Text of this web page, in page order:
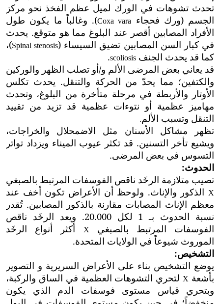
تحدث تشوهات في الورك لميل عظم الفخذ نحو مركز
الجسم (ورك فحجاء
Coxa vara). وغالباً ما يكون طول
الأفراد المصابين أقصر عند البلوغ مما هو متوقع. يحدث
في كبار السن المصابين تضيق السيساء (Spinal stenosis)،
كما قد يحدث الجنف scoliosis
.
قد يعاني بعض المرضى الألم و/أو تصلب الظهر والوركين
والكتفين؛ مما يحدّ من الحركة والتنقل. يحدث تكلس
الأوتار والأربطة في مرحلة متأخرة من البلوغ، وتحدث
مهاميز عظمية أو نتوءات عظمية قد تزيد من تقييد
التنقل وتسبب الألم.
تظهر مشاكل الأسنان مثل الاضمحلال والخراجات،
ويشيع تأخر التسنين. قد تكثر عيوب الميناء ويزداد تواتر
التسوس في بعض المرضى.
الحدوث:
تصيب متلازمة الرخَد ناقص الفوسفات المرتبط بالصبغي
X الذكور والإناث. ولوحظ أن الأعراض تكون أخف عند
معظم الإناث المصابات مقارنة بالذكور المصابين. تُقدر
نسبة الحدوث بـ 1 لكل 20.000. ويعد
الرخَد ناقص
الفوسفات المرتبط بالصبغيX
أكثر أنواع الرخَد
الموروث شيوعاً في الولايات المتحدة.
التشخيص:
يوضع التشخيص بناء على الأعراض السريرية و التصوير
بأشعة Xلتحري التشوهات العظمية في الساق والركبة،
وبتحري قياس مستوى فوسفات الدم الذي يكون